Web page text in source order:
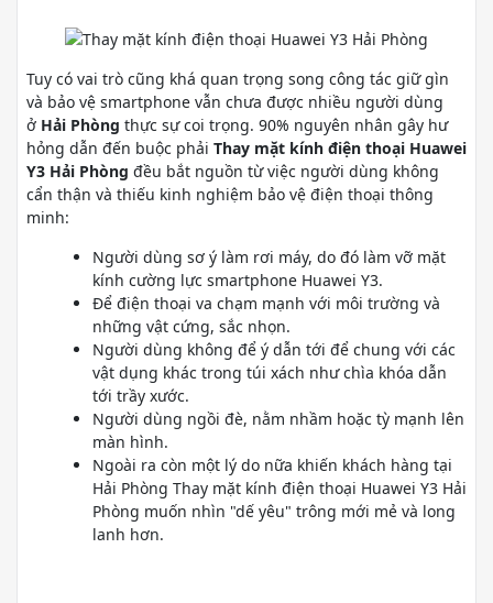
Tuy có vai trò cũng khá quan trọng song công tác giữ gìn
và bảo vệ smartphone vẫn chưa được nhiều người dùng
ở Hải Phòng thực sự coi trọng. 90% nguyên nhân gây hư
hỏng dẫn đến buộc phải Thay mặt kính điện thoại Huawei
Y3 Hải Phòng đều bắt nguồn từ việc người dùng không
cẩn thận và thiếu kinh nghiệm bảo vệ điện thoại thông
minh:
Người dùng sơ ý làm rơi máy, do đó làm vỡ mặt
kính cường lực smartphone Huawei Y3.
Để điện thoại va chạm mạnh với môi trường và
những vật cứng, sắc nhọn.
Người dùng không để ý dẫn tới để chung với các
vật dụng khác trong túi xách như chìa khóa dẫn
tới trầy xước.
Người dùng ngồi đè, nằm nhầm hoặc tỳ mạnh lên
màn hình.
Ngoài ra còn một lý do nữa khiến khách hàng tại
Hải Phòng Thay mặt kính điện thoại Huawei Y3 Hải
Phòng muốn nhìn "dế yêu" trông mới mẻ và long
lanh hơn.